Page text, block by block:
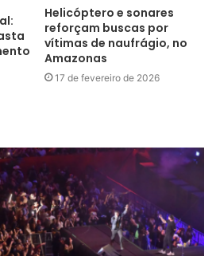
Helicóptero e sonares
reforçam buscas por
vítimas de naufrágio, no
Amazonas
17 de fevereiro de 2026